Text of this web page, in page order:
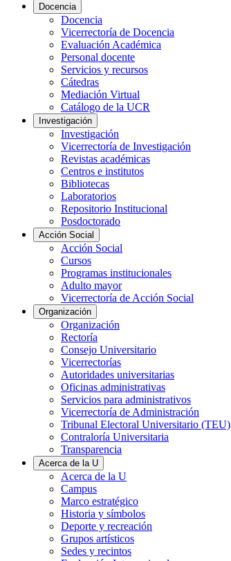
Docencia
Docencia
Vicerrectoría de Docencia
Evaluación Académica
Personal docente
Servicios y recursos
Cátedras
Mediación Virtual
Catálogo de la UCR
Investigación
Investigación
Vicerrectoría de Investigación
Revistas académicas
Centros e institutos
Bibliotecas
Laboratorios
Repositorio Institucional
Posdoctorado
Acción Social
Acción Social
Cursos
Programas institucionales
Adulto mayor
Vicerrectoría de Acción Social
Organización
Organización
Rectoría
Consejo Universitario
Vicerrectorías
Autoridades universitarias
Oficinas administrativas
Servicios para administrativos
Vicerrectoría de Administración
Tribunal Electoral Universitario (TEU)
Contraloría Universitaria
Transparencia
Acerca de la U
Acerca de la U
Campus
Marco estratégico
Historia y símbolos
Deporte y recreación
Grupos artísticos
Sedes y recintos